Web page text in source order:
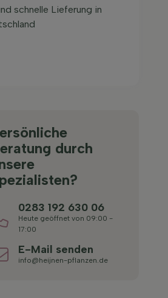
schnelle Lieferung in
durch
0283 192 630 06
Heute geöffnet von 09:00 -
17:00
E-Mail senden
info@heijnen-pflanzen.de